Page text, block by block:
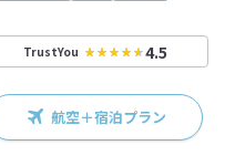
TrustYou 4.5
航空＋宿泊プラン